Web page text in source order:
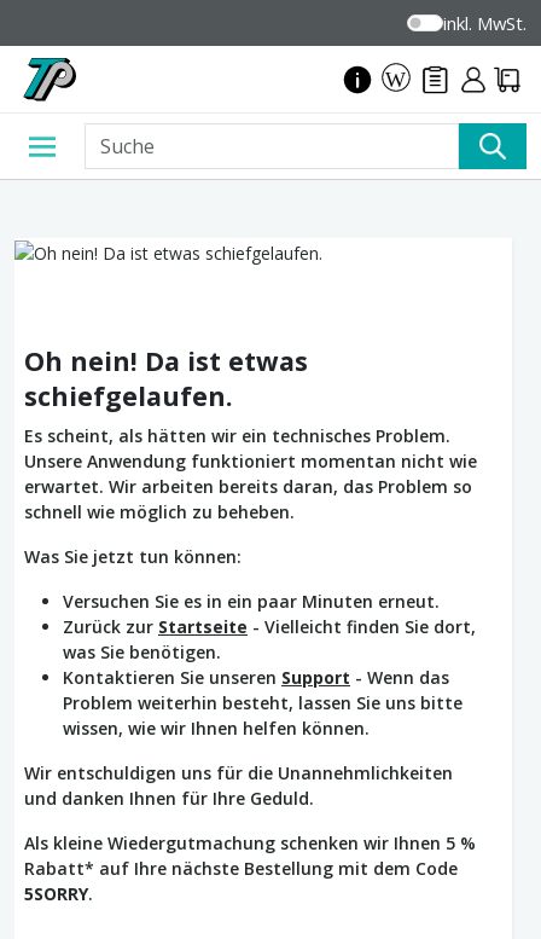
inkl. MwSt.
Oh nein! Da ist etwas
schiefgelaufen.
Es scheint, als hätten wir ein technisches Problem.
Unsere Anwendung funktioniert momentan nicht wie
erwartet. Wir arbeiten bereits daran, das Problem so
schnell wie möglich zu beheben.
Was Sie jetzt tun können:
Versuchen Sie es in ein paar Minuten erneut.
Zurück zur Startseite - Vielleicht finden Sie dort,
was Sie benötigen.
Kontaktieren Sie unseren Support - Wenn das
Problem weiterhin besteht, lassen Sie uns bitte
wissen, wie wir Ihnen helfen können.
Wir entschuldigen uns für die Unannehmlichkeiten
und danken Ihnen für Ihre Geduld.
Als kleine Wiedergutmachung schenken wir Ihnen 5 %
Rabatt* auf Ihre nächste Bestellung mit dem Code
5SORRY.